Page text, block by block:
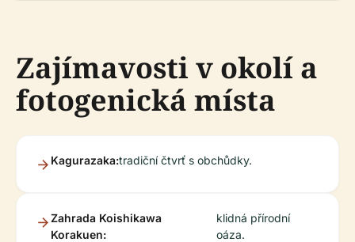
Zajímavosti v okolí a
fotogenická místa
Kagurazaka:tradiční čtvrť s obchůdky.
Zahrada Koishikawa
Korakuen:
klidná přírodní
oáza.